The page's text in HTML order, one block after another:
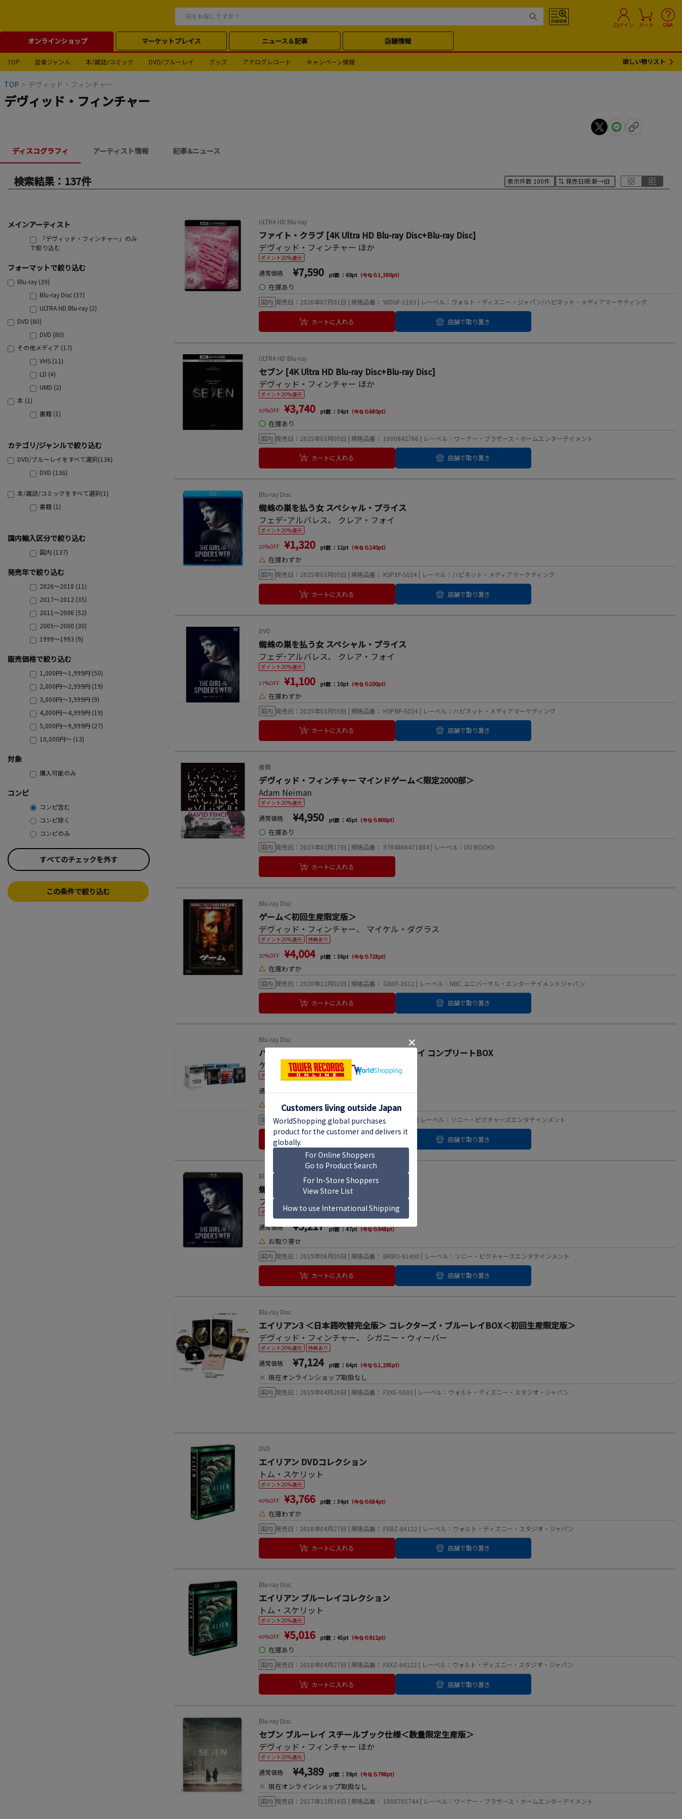
ログイン カート Q&A
オンラインショップ マーケットプレイス ニュース＆記事 店舗情報
TOP 音楽ジャンル 本/雑誌/コミック DVD/ブルーレイ グッズ アナログレコード キャンペーン情報 欲しい物リスト
TOP > デヴィッド・フィンチャー
デヴィッド・フィンチャー
ディスコグラフィ アーティスト情報 記事&ニュース
検索結果：137件
メインアーティスト
「デヴィッド・フィンチャー」のみ
で絞り込む
フォーマットで絞り込む
Blu-ray (39)
Blu-ray Disc (37)
ULTRA HD Blu-ray (2)
DVD (80)
DVD (80)
その他メディア (17)
VHS (11)
LD (4)
UMD (2)
本 (1)
書籍 (1)
カテゴリ/ジャンルで絞り込む
DVD/ブルーレイをすべて選択(136)
DVD (136)
本/雑誌/コミックをすべて選択(1)
書籍 (1)
国内輸入区分で絞り込む
国内 (137)
発売年で絞り込む
2026～2018 (11)
2017～2012 (35)
2011～2006 (52)
2005～2000 (30)
1999～1993 (9)
販売価格で絞り込む
1,000円～1,999円 (50)
2,000円～2,999円 (19)
3,000円～3,999円 (9)
4,000円～4,999円 (19)
5,000円～9,999円 (27)
10,000円～ (13)
対象
購入可能のみ
コンピ
コンピ含む
コンピ除く
コンピのみ
すべてのチェックを外す
この条件で絞り込む
ULTRA HD Blu-ray
ファイト・クラブ [4K Ultra HD Blu-ray Disc+Blu-ray Disc]
デヴィッド・フィンチャー ほか
ポイント20%還元
通常価格 ¥7,590 pt数 ：69pt （今なら1,380pt）
◯ 在庫あり
国内 発売日：2026年07月01日 | 規格品番： WDUF-1193 | レーベル：ウォルト・ディズニー・ジャパン/ハピネット・メディアマーケティング
カートに入れる 店舗で取り置き
ULTRA HD Blu-ray
セブン [4K Ultra HD Blu-ray Disc+Blu-ray Disc]
デヴィッド・フィンチャー ほか
ポイント20%還元
50%OFF ¥3,740 pt数 ：34pt （今なら680pt）
◯ 在庫あり
国内 発売日：2025年03月05日 | 規格品番： 1000842766 | レーベル：ワーナー・ブラザース・ホームエンターテイメント
カートに入れる 店舗で取り置き
Blu-ray Disc
蜘蛛の巣を払う女 スペシャル・プライス
フェデ･アルバレス、 クレア・フォイ
ポイント20%還元
20%OFF ¥1,320 pt数 ：12pt （今なら240pt）
△ 在庫わずか
国内 発売日：2025年03月05日 | 規格品番： KSPXF-5024 | レーベル：ハピネット・メディアマーケティング
カートに入れる 店舗で取り置き
DVD
蜘蛛の巣を払う女 スペシャル・プライス
フェデ･アルバレス、 クレア・フォイ
ポイント20%還元
17%OFF ¥1,100 pt数 ：10pt （今なら200pt）
△ 在庫わずか
国内 発売日：2025年03月05日 | 規格品番： HSPBF-5024 | レーベル：ハピネット・メディアマーケティング
カートに入れる 店舗で取り置き
書籍
デヴィッド・フィンチャー マインドゲーム＜限定2000部＞
Adam Neiman
ポイント20%還元
通常価格 ¥4,950 pt数 ：45pt （今なら900pt）
◯ 在庫あり
国内 発売日：2023年02月17日 | 規格品番： 9784866471884 | レーベル：DU BOOKS
カートに入れる
Blu-ray Disc
ゲーム＜初回生産限定版＞
デヴィッド・フィンチャー、 マイケル・ダグラス
ポイント20%還元 特典あり
30%OFF ¥4,004 pt数 ：36pt （今なら728pt）
△ 在庫わずか
国内 発売日：2020年12月02日 | 規格品番： GNXF-2612 | レーベル：NBC ユニバーサル・エンターテイメントジャパン
カートに入れる 店舗で取り置き
Blu-ray Disc
ハウス・オブ・カード 野望の階段 ブルーレイ コンプリートBOX
ケヴィン・スペイシー
ポイント20%還元
通常価格 ¥27,280 pt数 ：248pt（今なら4,960pt）
△ お取り寄せ
国内 発売日：2020年11月18日 | 規格品番： BPBH-1247 | レーベル：ソニー・ピクチャーズエンタテインメント
店舗で取り置き
Blu-ray Disc
蜘蛛の巣を払う女 [Blu-ray Disc+DVD]
フェデ･アルバレス
ポイント20%還元
通常価格 ¥5,217 pt数 ：47pt（今なら948pt）
△ お取り寄せ
国内 発売日：2019年06月05日 | 規格品番： BRBO-81490 | レーベル：ソニー・ピクチャーズエンタテインメント
カートに入れる 店舗で取り置き
Blu-ray Disc
エイリアン3 ＜日本語吹替完全版＞ コレクターズ・ブルーレイBOX＜初回生産限定版＞
デヴィッド・フィンチャー、 シガニー・ウィーバー
ポイント20%還元 特典あり
通常価格 ¥7,124 pt数 ：64pt （今なら1,295pt）
× 現在オンラインショップ取扱なし
国内 発売日：2019年04月26日 | 規格品番： FXXE-5593 | レーベル：ウォルト・ディズニー・スタジオ・ジャパン
DVD
エイリアン DVDコレクション
トム・スケリット
ポイント20%還元
40%OFF ¥3,766 pt数 ：34pt （今なら684pt）
△ 在庫わずか
国内 発売日：2018年04月27日 | 規格品番： FXBZ-84122 | レーベル：ウォルト・ディズニー・スタジオ・ジャパン
カートに入れる 店舗で取り置き
Blu-ray Disc
エイリアン ブルーレイコレクション
トム・スケリット
ポイント20%還元
40%OFF ¥5,016 pt数 ：45pt （今なら912pt）
◯ 在庫あり
国内 発売日：2018年04月27日 | 規格品番： FXXZ-84122 | レーベル：ウォルト・ディズニー・スタジオ・ジャパン
カートに入れる 店舗で取り置き
Blu-ray Disc
セブン ブルーレイ スチールブック仕様＜数量限定生産版＞
デヴィッド・フィンチャー ほか
ポイント20%還元
通常価格 ¥4,389 pt数 ：39pt （今なら798pt）
× 現在オンラインショップ取扱なし
国内 発売日：2017年12月16日 | 規格品番： 1000701744 | レーベル：ワーナー・ブラザース・ホームエンターテイメント